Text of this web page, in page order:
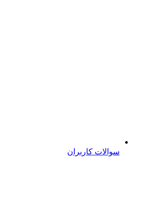
سوالات کاربران